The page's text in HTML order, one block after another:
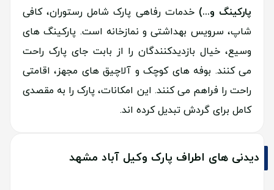
پارکینگ و...) خدمات رفاهی پارک شامل رستوران، کافی
شاپ، سرویس بهداشتی و نمازخانه است. پارکینگ های
وسیع، خیال بازدیدکنندگان را از بابت جای پارک راحت
می کنند. بوفه های کوچک و آلاچیق های مجهز، اقامتی
راحت را فراهم می کنند. این امکانات، پارک را به مقصدی
کامل برای گردش تبدیل کرده اند.
دیدنی های اطراف پارک وکیل آباد مشهد